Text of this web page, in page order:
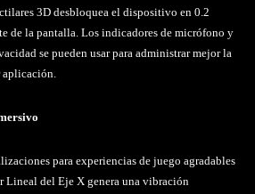
3D desbloquea el dispositivo en 0.2
de la pantalla. Los indicadores de micrófono y
se pueden usar para administrar mejor la
aplicación.
para experiencias de juego agradables
Lineal del Eje X genera una vibración